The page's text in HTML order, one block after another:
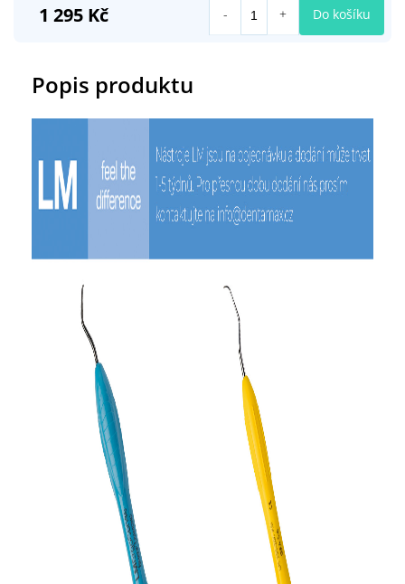
Popis produktu
1 295 Kč Do košíku